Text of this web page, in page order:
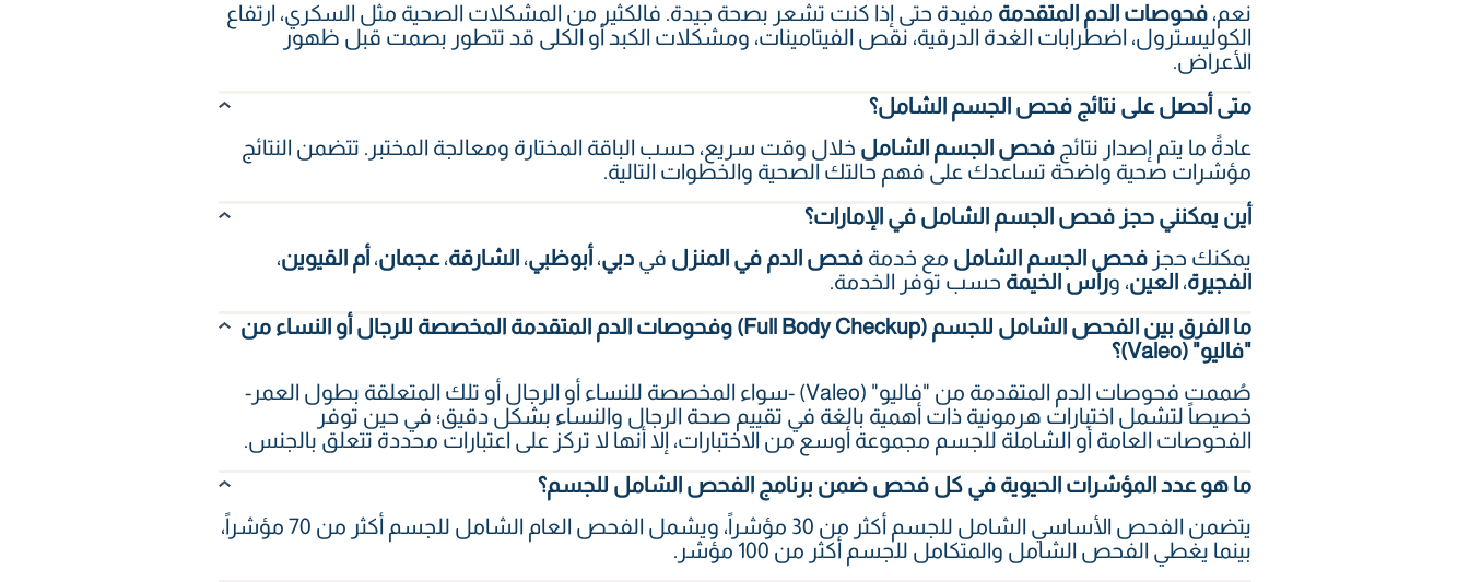
نعم،فحوصات الدم المتقدمة مفيدة حتى إذا كنت تشعر بصحة جيدة. فالكثير من المشكلات الصحية مثل السكري، ارتفاع
الكوليسترول، اضطرابات الغدة الدرقية، نقص الفيتامينات، ومشكلات الكبد أو الكلى قد تتطور بصمت قبل ظهور
الأعراض.
متى أحصل على نتائج فحص الجسم الشامل؟
عادةً ما يتم إصدار نتائجفحص الجسم الشامل خلال وقت سريع، حسب الباقة المختارة ومعالجة المختبر. تتضمن النتائج
مؤشرات صحية واضحة تساعدك على فهم حالتك الصحية والخطوات التالية.
أين يمكنني حجز فحص الجسم الشامل في الإمارات؟
يمكنك حجزفحص الجسم الشامل مع خدمةفحص الدم في المنزل فيدبي، أبوظبي، الشارقة،عجمان، أم القيوين،
الفجيرة، العين، ورأس الخيمة حسب توفر الخدمة.
ما الفرق بين الفحص الشامل للجسم (Full Body Checkup) وفحوصات الدم المتقدمة المخصصة للرجال أو النساء من
"فاليو" (Valeo)؟
صُممت فحوصات الدم المتقدمة من "فاليو" (Valeo) -سواء المخصصة للنساء أو الرجال أو تلك المتعلقة بطول العمر-
خصيصاً لتشمل اختبارات هرمونية ذات أهمية بالغة في تقييم صحة الرجال والنساء بشكل دقيق؛ في حين توفر
الفحوصات العامة أو الشاملة للجسم مجموعة أوسع من الاختبارات، إلا أنها لا تركز على اعتبارات محددة تتعلق بالجنس.
ما هو عدد المؤشرات الحيوية في كل فحص ضمن برنامج الفحص الشامل للجسم؟
يتضمن الفحص الأساسي الشامل للجسم أكثر من 30 مؤشراً، ويشمل الفحص العام الشامل للجسم أكثر من 70 مؤشراً،
بينما يغطي الفحص الشامل والمتكامل للجسم أكثر من 100 مؤشر.